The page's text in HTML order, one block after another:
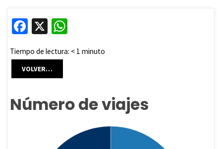
Fa
b
o
k
X
at
p
Tiempo de lectura: < 1 minuto
VOLVER…
Número de viajes